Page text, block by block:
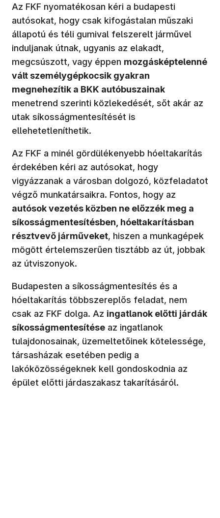
Az FKF nyomatékosan kéri a budapesti
autósokat, hogy csak kifogástalan műszaki
állapotú és téli gumival felszerelt járművel
induljanak útnak, ugyanis az elakadt,
megcsúszott, vagy éppen mozgásképtelenné
vált személygépkocsik gyakran
megnehezítik a BKK autóbuszainak
menetrend szerinti közlekedését, sőt akár az
utak síkosságmentesítését is
ellehetetleníthetik.
Az FKF a minél gördülékenyebb hóeltakarítás
érdekében kéri az autósokat, hogy
vigyázzanak a városban dolgozó, közfeladatot
végző munkatársaikra. Fontos, hogy az
autósok vezetés közben ne előzzék meg a
síkosságmentesítésben, hóeltakarításban
résztvevő járműveket, hiszen a munkagépek
mögött értelemszerűen tisztább az út, jobbak
az útviszonyok.
Budapesten a síkosságmentesítés és a
hóeltakarítás többszereplős feladat, nem
csak az FKF dolga. Az ingatlanok előtti járdák
síkosságmentesítése az ingatlanok
tulajdonosainak, üzemeltetőinek kötelessége,
társasházak esetében pedig a
lakóközösségeknek kell gondoskodnia az
épület előtti járdaszakasz takarításáról.